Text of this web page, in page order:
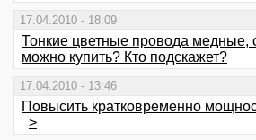
17.04.2010 - 18:09
Тонкие цветные провода медные,
можно купить? Кто подскажет?
17.04.2010 - 13:46
Повысить кратковременно
>